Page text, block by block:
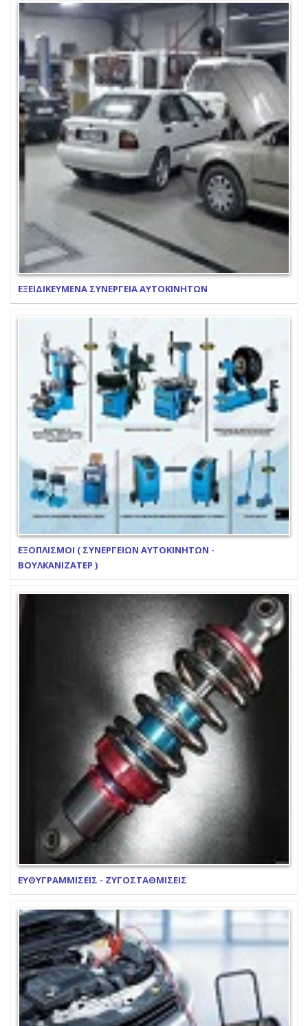
ΕΞΕΙΔΙΚΕΥΜΕΝΑ ΣΥΝΕΡΓΕΙΑ ΑΥΤΟΚΙΝΗΤΩΝ
ΕΞΟΠΛΙΣΜΟΙ ( ΣΥΝΕΡΓΕΙΩΝ ΑΥΤΟΚΙΝΗΤΩΝ -
ΒΟΥΛΚΑΝΙΖΑΤΕΡ )
ΕΥΘΥΓΡΑΜΜΙΣΕΙΣ - ΖΥΓΟΣΤΑΘΜΙΣΕΙΣ